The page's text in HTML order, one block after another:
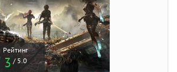
Рейтинг
3 / 5.0